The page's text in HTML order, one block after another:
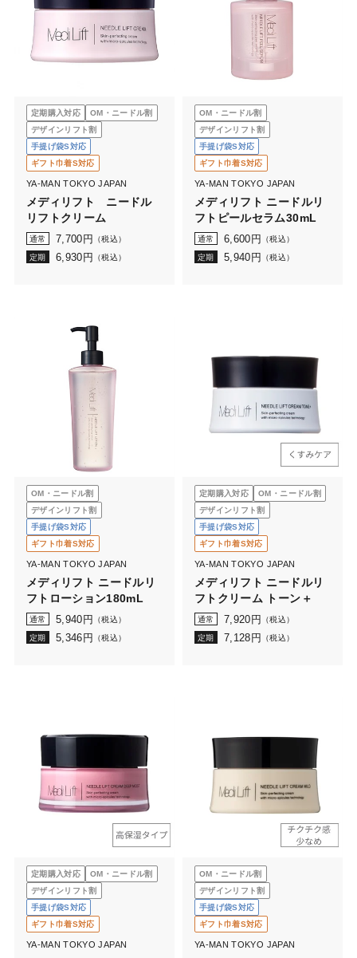
定期購入対応
OM・ニードル割
デザインリフト割
手提げ袋S対応
ギフト巾着S対応
YA-MAN TOKYO JAPAN
メディリフト ニードル
リフトクリーム
通常 7,700 円 （税込）
定期 6,930 円 （税込）
OM・ニードル割
デザインリフト割
手提げ袋S対応
ギフト巾着S対応
YA-MAN TOKYO JAPAN
メディリフト ニードルリ
フトピールセラム30mL
通常 6,600 円 （税込）
定期 5,940 円 （税込）
OM・ニードル割
デザインリフト割
手提げ袋S対応
ギフト巾着S対応
YA-MAN TOKYO JAPAN
メディリフト ニードルリ
フトローション180mL
通常 5,940 円 （税込）
定期 5,346 円 （税込）
定期購入対応
OM・ニードル割
デザインリフト割
手提げ袋S対応
ギフト巾着S対応
YA-MAN TOKYO JAPAN
メディリフト ニードルリ
フトクリーム トーン＋
通常 7,920 円 （税込）
定期 7,128 円 （税込）
定期購入対応
OM・ニードル割
デザインリフト割
手提げ袋S対応
ギフト巾着S対応
YA-MAN TOKYO JAPAN
OM・ニードル割
デザインリフト割
手提げ袋S対応
ギフト巾着S対応
YA-MAN TOKYO JAPAN